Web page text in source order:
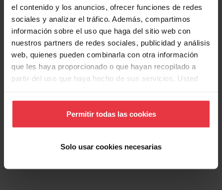
el contenido y los anuncios, ofrecer funciones de redes
sociales y analizar el tráfico. Además, compartimos
información sobre el uso que haga del sitio web con
nuestros partners de redes sociales, publicidad y análisis
web, quienes pueden combinarla con otra información
que les haya proporcionado o que hayan recopilado a
partir del uso que haya hecho de sus servicios. Usted
sitio web.
Permitir todas las cookies
Solo usar cookies necesarias
Categoría de campana Techo
Acabado Inox
Propiedades
Show more